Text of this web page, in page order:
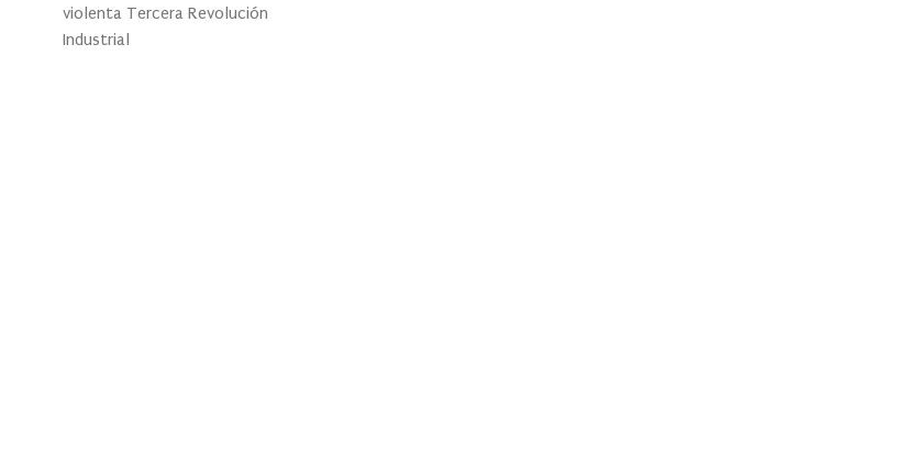
violenta Tercera Revolución
Industrial